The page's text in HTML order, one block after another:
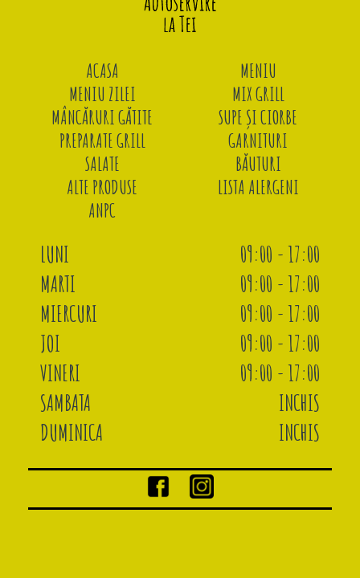
ACASA
MENIU
MENIU ZILEI
MIX GRILL
MÂNCĂRURI GĂTITE
SUPE ȘI CIORBE
PREPARATE GRILL
GARNITURI
SALATE
BĂUTURI
ALTE PRODUSE
LISTA ALERGENI
ANPC
LUNI
09:00 - 17:00
MARTI
09:00 - 17:00
MIERCURI
09:00 - 17:00
JOI
09:00 - 17:00
VINERI
09:00 - 17:00
SAMBATA
INCHIS
DUMINICA
INCHIS